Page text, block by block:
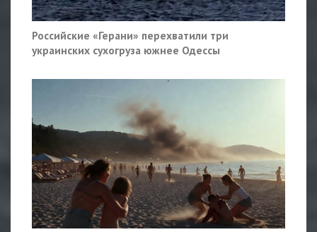
Российские «Герани» перехватили три
украинских сухогруза южнее Одессы